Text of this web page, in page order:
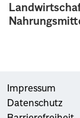
Impressum
Datenschutz